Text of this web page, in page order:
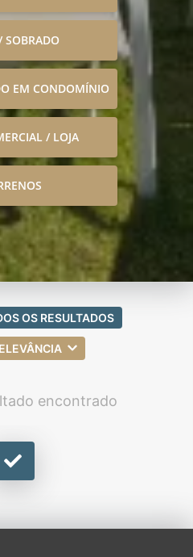
SOBRADO
EM CONDOMÍNIO
/ LOJA
OS RESULTADOS
encontrado